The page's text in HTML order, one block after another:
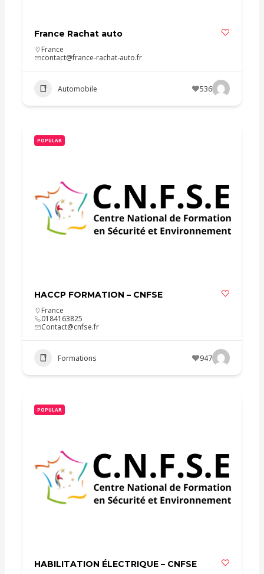
France Rachat auto
France
contact@france-rachat-auto.fr
Automobile 536
POPULAR
HACCP FORMATION – CNFSE
France
0184163825
Contact@cnfse.fr
Formations 947
POPULAR
HABILITATION ÉLECTRIQUE – CNFSE